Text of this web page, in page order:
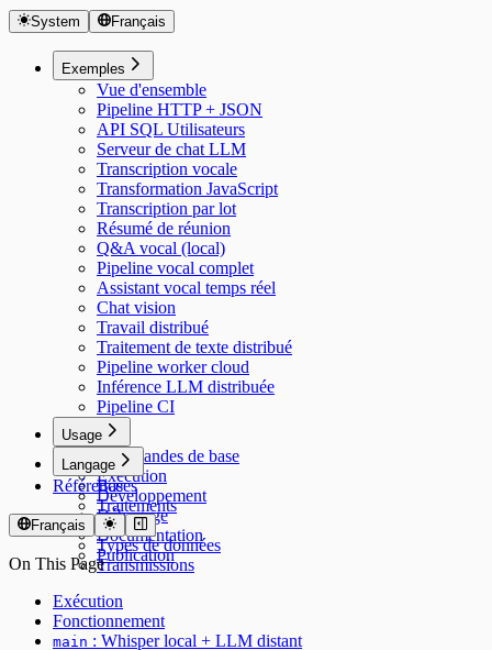
System Français
Exemples
Vue d'ensemble
Pipeline HTTP + JSON
API SQL Utilisateurs
Serveur de chat LLM
Transcription vocale
Transformation JavaScript
Transcription par lot
Résumé de réunion
Q&A vocal (local)
Pipeline vocal complet
Assistant vocal temps réel
Chat vision
Travail distribué
Traitement de texte distribué
Pipeline worker cloud
Inférence LLM distribuée
Pipeline CI
Usage
Commandes de base
Exécution
Développement
Débogage
Documentation
Publication
Langage
Bases
Traitements
Modèles
Types de données
Transmissions
Référence
Français
On This Page
Exécution
Fonctionnement
main : Whisper local + LLM distant